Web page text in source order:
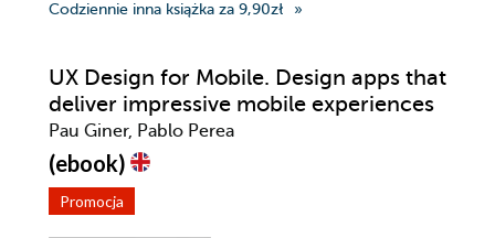
Codziennie inna książka za 9,90zł
UX Design for Mobile. Design apps that
deliver impressive mobile experiences
Pau Giner, Pablo Perea
(ebook)
Promocja